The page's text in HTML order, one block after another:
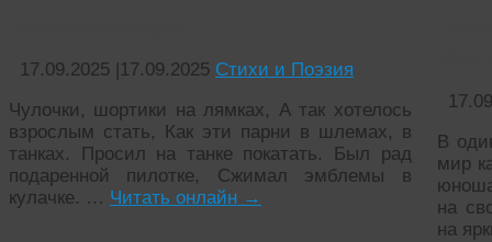
17.09.2025 17.09.2025 Стихи и Поэзия
Чулочки, шортики на лямках, А так хотелось
взрослым стать, Как эти парни в шлемах, в
танках. Просил на танке покатать. Был рад
подаренной пилотке, Сжимал эмблемы в
кулачке. … Читать онлайн →
В
мир
на
на